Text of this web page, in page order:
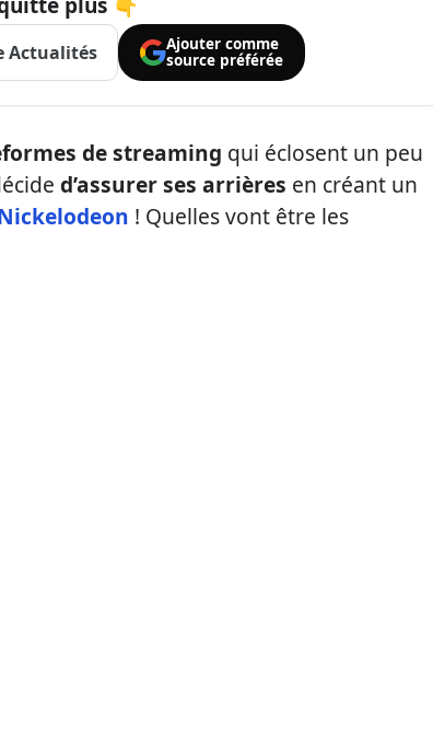
Actualités
Ajouter comme
source préférée
de streaming qui éclosent un peu
d’assurer ses arrières en créant un
! Quelles vont être les